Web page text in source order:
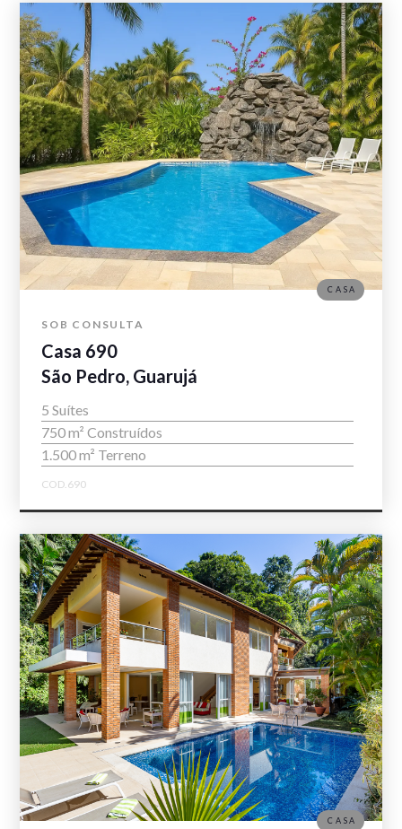
SOB CONSULTA
Casa 690
São Pedro, Guarujá
5 Suítes
750 m² Construídos
1.500 m² Terreno
COD.690
CASA
CASA